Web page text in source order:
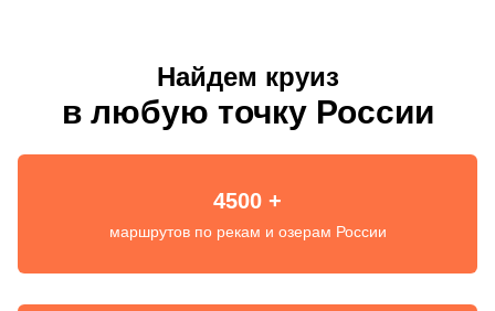
Найдем круиз
в любую точку России
4500 +
маршрутов по рекам и озерам России